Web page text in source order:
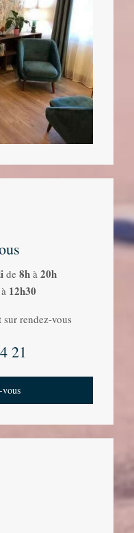
de 8hà 20h
à 12h30
rendez-vous
21
vous